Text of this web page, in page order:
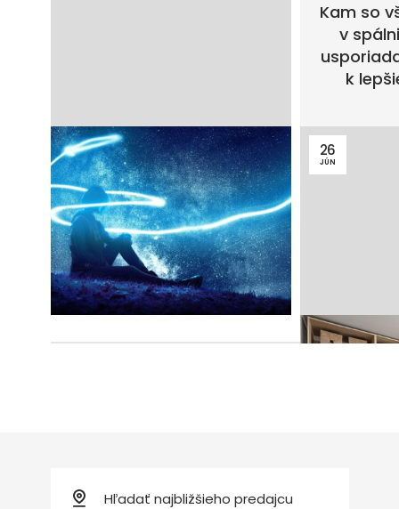
15 minút čítania
Spánkový cyklus: čo sa
počas noci deje v našom
tele a prečo je to
dôležité?
26
JÚN
Kam so
v
k